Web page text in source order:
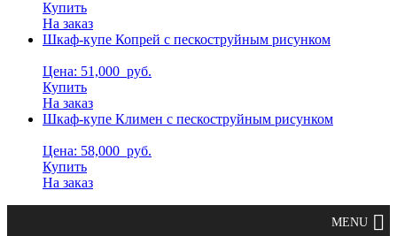
Купить
На заказ
Шкаф-купе Копрей с пескоструйным рисунком
Цена: 51,000 руб.
Купить
На заказ
Шкаф-купе Климен с пескоструйным рисунком
Цена: 58,000 руб.
Купить
На заказ